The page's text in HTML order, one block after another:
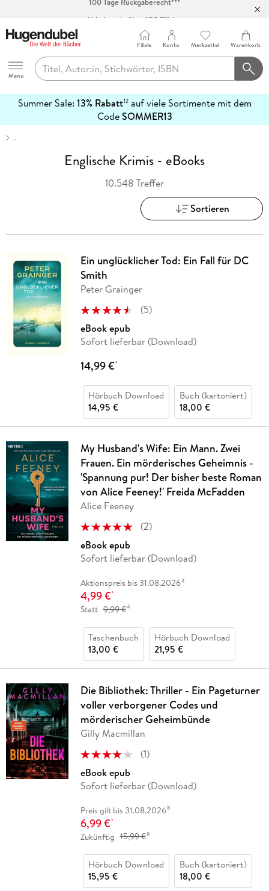
Abholung in über 100 Filialen
Hugendubel
Menu
Filiale Konto Merkzettel Warenkorb
Summer Sale: 13% Rabatt12auf viele Sortimente mit dem
CodeSOMMER13
erfahren
…
Englische Krimis - eBooks
10.548 Treffer
Sortieren
Ein unglücklicher Tod: Ein Fall für DC
Smith
Peter Grainger
(5)
eBook epub
Sofort lieferbar (Download)
14,99 €*
Hörbuch Download
14,95 €
Buch (kartoniert)
18,00 €
My Husband's Wife: Ein Mann. Zwei
Frauen. Ein mörderisches Geheimnis -
'Spannung pur! Der bisher beste Roman
von Alice Feeney!' Freida McFadden
Alice Feeney
(2)
eBook epub
Sofort lieferbar (Download)
Aktionspreis bis 31.08.20264
4,99 €*
Statt 9,99 €4
Taschenbuch
13,00 €
Hörbuch Download
21,95 €
Die Bibliothek: Thriller - Ein Pageturner
voller verborgener Codes und
mörderischer Geheimbünde
Gilly Macmillan
(1)
eBook epub
Sofort lieferbar (Download)
Preis gilt bis 31.08.20268
6,99 €*
Zukünftig 15,99 €8
Hörbuch Download
15,95 €
Buch (kartoniert)
18,00 €